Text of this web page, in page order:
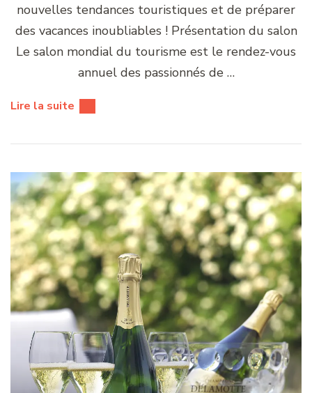
nouvelles tendances touristiques et de préparer
des vacances inoubliables ! Présentation du salon
Le salon mondial du tourisme est le rendez-vous
annuel des passionnés de …
Lire la suite